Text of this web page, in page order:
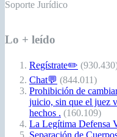
Soporte Jurídico
Lo + leído
Regístrate✏️
Chat💬 (844.011)
Prohibición de
juicio, sin que el juez
hechos . (160.109)
La Legítima Defensa
Separación de